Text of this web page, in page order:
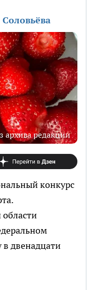
архива редакции
конкурс
в двенадцати